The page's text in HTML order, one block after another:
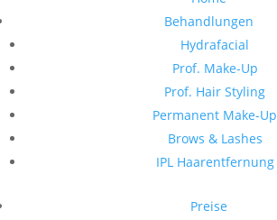
Behandlungen
Hydrafacial
Prof. Make-Up
Prof. Hair Styling
Permanent Make-Up
Brows & Lashes
IPL Haarentfernung
Preise